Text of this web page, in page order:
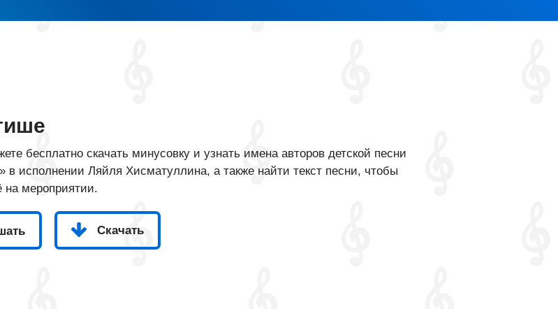
бесплатно скачать минусовку и узнать имена авторов детской песни
в исполнении Ляйля Хисматуллина, а также найти текст песни, чтобы
на мероприятии.
Скачать